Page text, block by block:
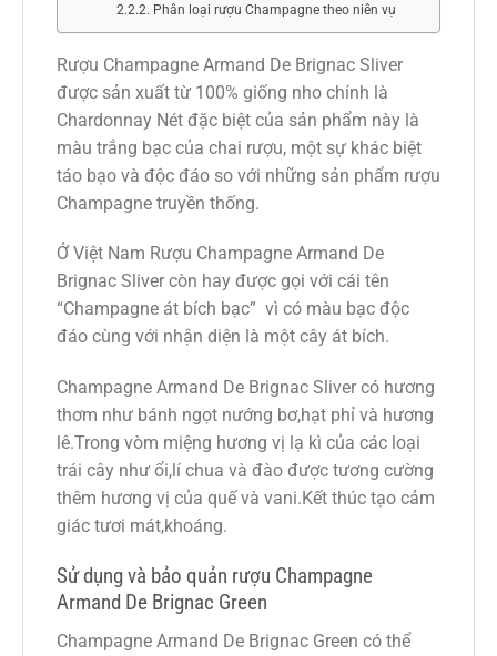
Phân loại rượu Champagne theo niên vụ
Rượu Champagne Armand De Brignac Sliver
được sản xuất từ 100% giống nho chính là
Chardonnay Nét đặc biệt của sản phẩm này là
màu trắng bạc của chai rượu, một sự khác biệt
táo bạo và độc đáo so với những sản phẩm rượu
Champagne truyền thống.
Ở Việt Nam Rượu Champagne Armand De
Brignac Sliver còn hay được gọi với cái tên
“Champagne át bích bạc” vì có màu bạc độc
đáo cùng với nhận diện là một cây át bích.
Champagne Armand De Brignac Sliver có hương
thơm như bánh ngọt nướng bơ,hạt phỉ và hương
lê.Trong vòm miệng hương vị lạ kì của các loại
trái cây như ổi,lí chua và đào được tương cường
thêm hương vị của quế và vani.Kết thúc tạo cảm
giác tươi mát,khoáng.
Sử dụng và bảo quản rượu Champagne
Armand De Brignac Green
Champagne Armand De Brignac Green có thể